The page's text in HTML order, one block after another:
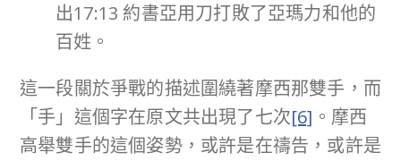
出17:13 約書亞用刀打敗了亞瑪力和他的
百姓。
這一段關於爭戰的描述圍繞著摩西那雙手，而
「手」這個字在原文共出現了七次[6] 。摩西
高舉雙手的這個姿勢，或許是在禱告，或許是